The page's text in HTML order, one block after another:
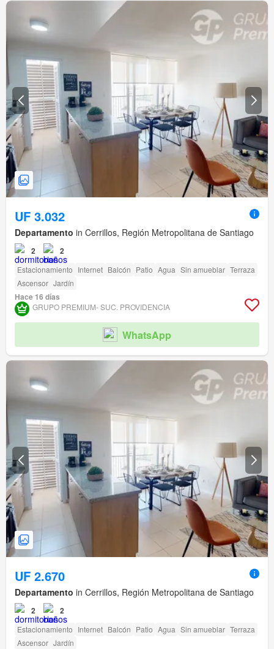
UF 3.032
Departamento in Cerrillos, Región Metropolitana de Santiago
2 2
Estacionamiento Internet Balcón Patio Agua Sin amueblar Terraza
Ascensor Jardín
Hace 16 días
GRUPO PREMIUM- SUC. PROVIDENCIA
WhatsApp
UF 2.670
Departamento in Cerrillos, Región Metropolitana de Santiago
2 2
Estacionamiento Internet Balcón Patio Agua Sin amueblar Terraza
Ascensor Jardín